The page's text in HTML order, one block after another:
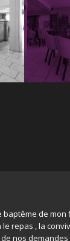
baptême de
repas , la
nos